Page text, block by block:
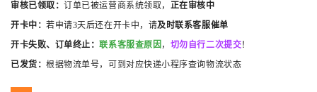
审核已领取：订单已被运营商系统领取， 正在审核中
开卡中：若申请3天后还在开卡中，请及时联系客服催单
开卡失败、订单终止：联系客服查原因 ， 切勿自行二次提交！
已发货：根据物流单号，可到对应快递小程序查询物流状态